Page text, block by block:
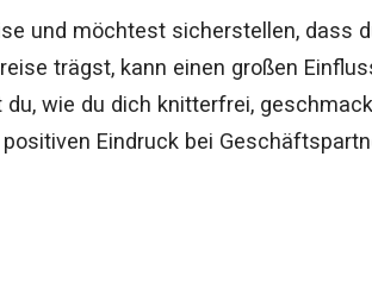
und möchtest sicherstellen, dass
trägst, kann einen großen
wie du dich knitterfrei,
Eindruck bei